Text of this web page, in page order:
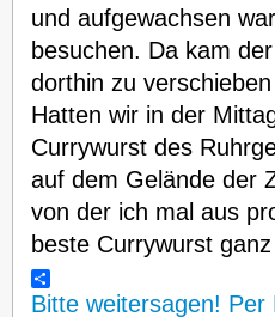
und aufgewachsen
besuchen. Da kam
dorthin zu
Hatten wir in der
Currywurst des
auf dem Gelände der
von der ich mal aus
beste Currywurst
Bitte weitersagen!